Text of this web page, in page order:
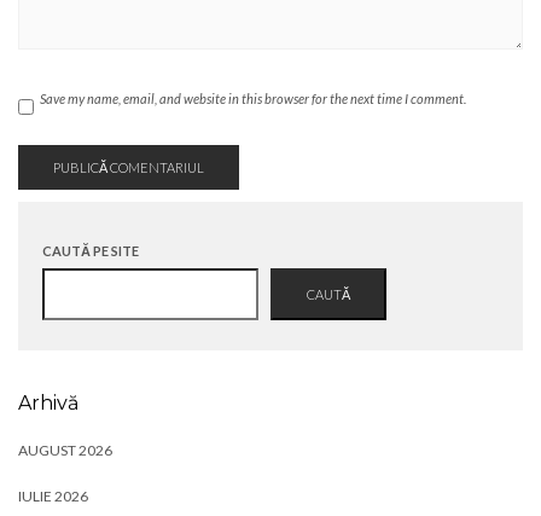
Save my name, email, and website in this browser for the next time I comment.
CAUTĂ PE SITE
CAUTĂ
Arhivă
AUGUST 2026
IULIE 2026